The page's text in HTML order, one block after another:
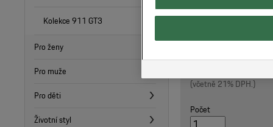
857,00 Kč
(včetně 21% DPH.)
Počet
Kolekce 911 GT3
Pro ženy
Pro muže
Pro děti
Životní styl